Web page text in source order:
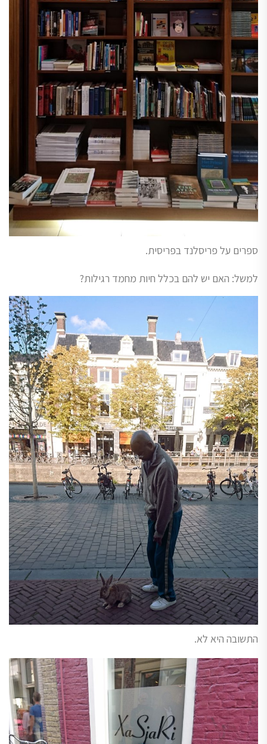
ספרים על פריסלנד בפריסית.
למשל: האם יש להם בכלל חיות מחמד רגילות?
התשובה היא לא.